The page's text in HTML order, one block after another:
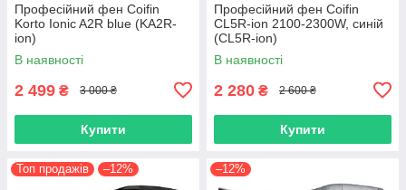
Професійний фен Coifin
Korto Ionic A2R blue (KA2R-
ion)
В наявності
2 499 ₴ 3 000 ₴
Купити
Професійний фен Coifin
CL5R-ion 2100-2300W, синій
(CL5R-ion)
В наявності
2 280 ₴ 2 600 ₴
Купити
Топ продажів –12% –12%